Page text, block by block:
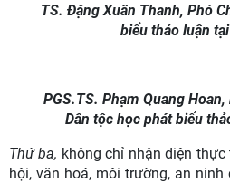
TS. Đặng Xuân Thanh, Phó
biểu thảo luận
PGS.TS. Phạm Quang
Dân tộc học phát biểu
Thứ ba, không chỉ nhận diện
hội, văn hoá, môi trường, an